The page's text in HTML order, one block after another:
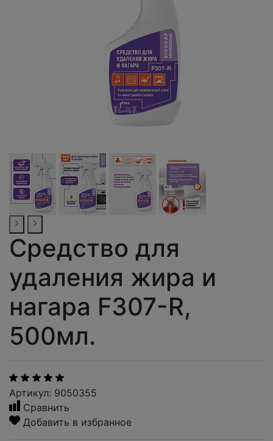
Средство для
удаления жира и
нагара F307-R,
500мл.
Артикул: 9050355
Сравнить
Добавить в избранное